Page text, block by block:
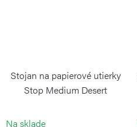
Stojan na papierové utierky
Stop Medium Desert
Na sklade